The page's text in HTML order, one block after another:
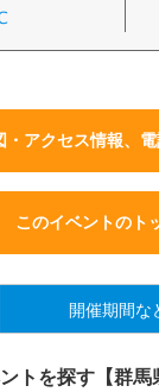
・アクセス情報、
このイベントのト
開催期間な
トを探す【群馬